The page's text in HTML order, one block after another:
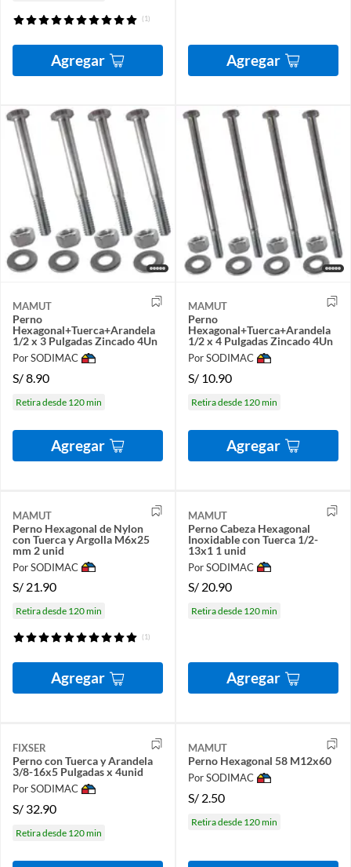
(1)
Agregar Agregar
MAMUT
Perno
Hexagonal+Tuerca+Arandela
1/2 x 3 Pulgadas Zincado 4Un
Por SODIMAC
S/8.90
Retira desde 120 min
Agregar
MAMUT
Perno
Hexagonal+Tuerca+Arandela
1/2 x 4 Pulgadas Zincado 4Un
Por SODIMAC
S/ 10.90
Retira desde 120 min
Agregar
MAMUT
Perno Hexagonal de Nylon
con Tuerca y Argolla M6x25
mm 2 unid
Por SODIMAC
S/ 21.90
Retira desde 120 min
(1)
Agregar
MAMUT
Perno Cabeza Hexagonal
Inoxidable con Tuerca 1/2-
13x1 1 unid
Por SODIMAC
S/ 20.90
Retira desde 120 min
Agregar
FIXSER
Perno con Tuerca y Arandela
3/8-16x5 Pulgadas x 4unid
Por SODIMAC
S/ 32.90
Retira desde 120 min
MAMUT
Perno Hexagonal 58 M12x60
Por SODIMAC
S/ 2.50
Retira desde 120 min